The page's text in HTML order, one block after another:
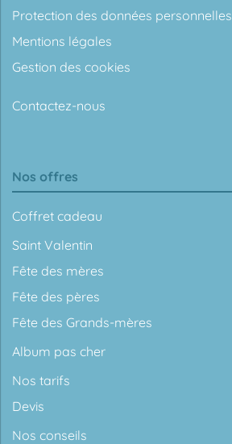
Protection des données personnelles
Mentions légales
Gestion des cookies
Contactez-nous
Nos offres
Coffret cadeau
Saint Valentin
Fête des mères
Fête des pères
Fête des Grands-mères
Album pas cher
Nos tarifs
Devis
Nos conseils